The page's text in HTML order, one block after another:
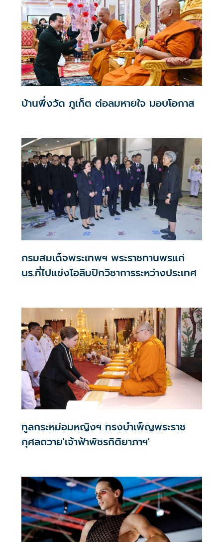
บ้านพึ่งวัด ภูเก็ต ต่อลมหายใจ มอบโอกาส
กรมสมเด็จพระเทพฯ พระราชทานพรแก่
นร.ที่ไปแข่งโอลิมปิกวิชาการระหว่างประเทศ
ทูลกระหม่อมหญิงฯ ทรงบำเพ็ญพระราช
กุศลถวาย'เจ้าฟ้าพัชรกิติยาภาฯ'